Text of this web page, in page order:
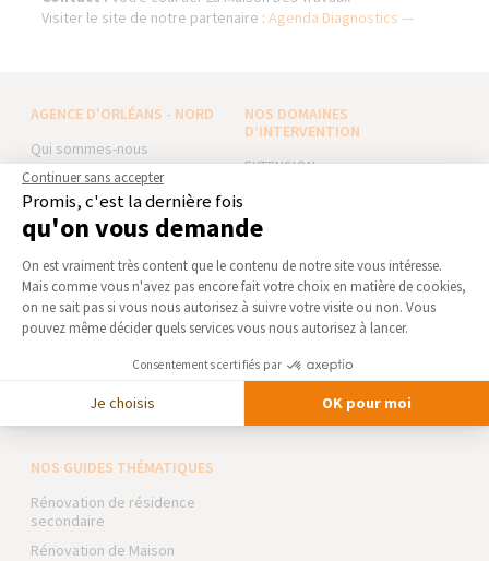
Visiter le site de notre partenaire :Agenda Diagnostics —
AGENCE D'ORLÉANS - NORD
Qui sommes-nous
Actualités
Notre charte qualité
Partenaires
Trouver une agence
Devenir franchisé
Foire aux Questions
Mentions légales
NOS DOMAINES
D’INTERVENTION
EXTENSION
TRAVAUX EXTÉRIEURS
NOS PARTENAIRES
La Maison des Architectes
Expert Bricolage
Intégrer notre réseau
Des travaux pour les pros ?
NOS GUIDES THÉMATIQUES
Rénovation de résidence
secondaire
Rénovation de Maison
Continuer sans accepter
Promis, c'est la dernière fois
qu'on vous demande
Plateforme de Gestion du
On est vraiment très content que le contenu de notre site vous intéresse.
Mais comme vous n'avez pas encore fait votre choix en matière de cookies,
on ne sait pas si vous nous autorisez à suivre votre visite ou non. Vous
pouvez même décider quels services vous nous autorisez à lancer.
Consentements certifiés par
Je choisis OK pour moi
Axeptio consent